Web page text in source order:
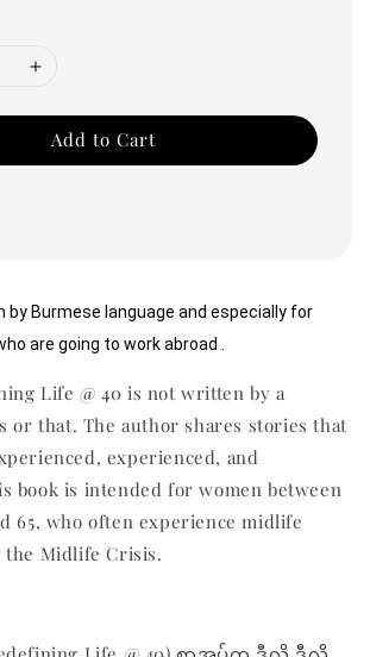
Add to Cart
by Burmese language and especially for
are going to work abroad .
Life @ 40 is not written by a
or that. The author shares stories that
experienced, and
book is intended for women between
65, who often experience midlife
the Midlife Crisis.